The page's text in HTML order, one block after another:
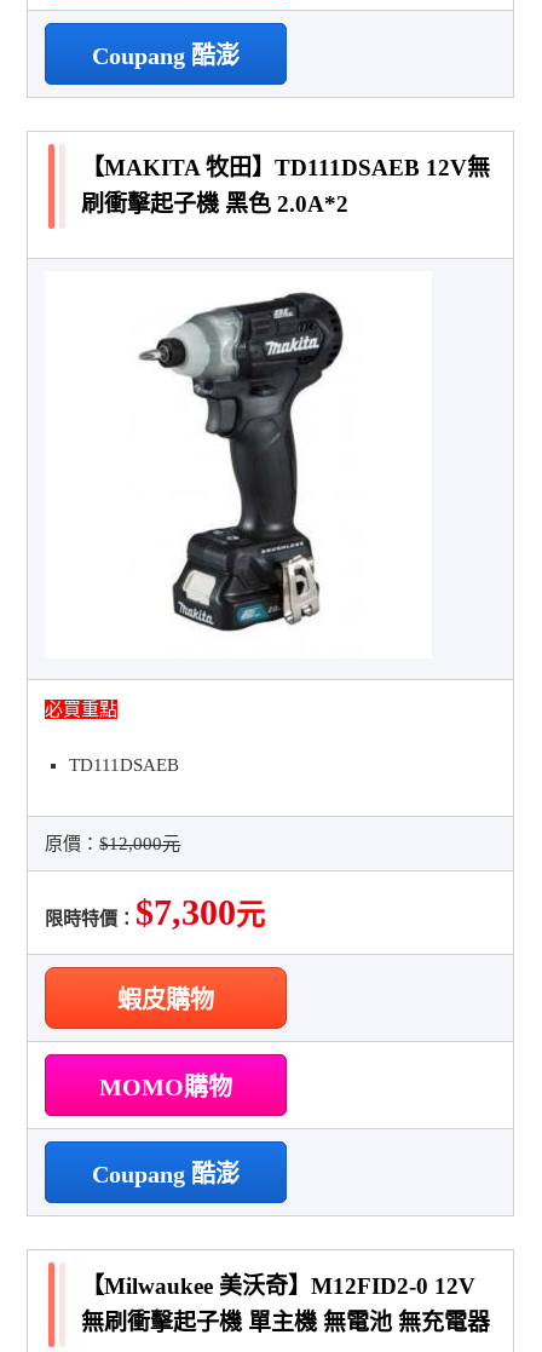
Coupang 酷澎
【MAKITA 牧田】TD111DSAEB 12V無
刷衝擊起子機 黑色 2.0A*2
必買重點
TD111DSAEB
原價：$12,000元
限時特價： $7,300元
蝦皮購物
MOMO購物
Coupang 酷澎
【Milwaukee 美沃奇】M12FID2-0 12V
無刷衝擊起子機 單主機 無電池 無充電器